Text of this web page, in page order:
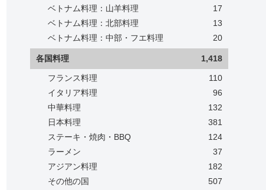
ベトナム料理：山羊料理
17
ベトナム料理：北部料理
13
ベトナム料理：中部・フエ料理
20
各国料理 1,418
フランス料理
110
イタリア料理
96
中華料理
132
日本料理
381
ステーキ・焼肉・BBQ
124
ラーメン
37
アジアン料理
182
その他の国
507